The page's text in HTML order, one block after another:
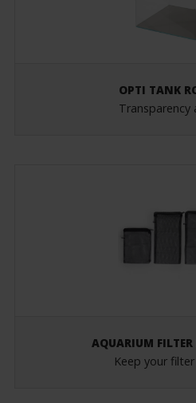
OPTI TANK
Transparency
AQUARIUM
Keep your